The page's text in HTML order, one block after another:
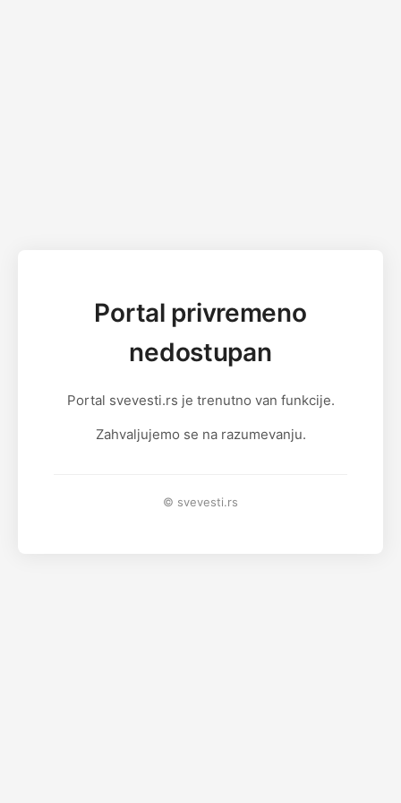
Portal privremeno
nedostupan
Portal svevesti.rs je trenutno van funkcije.
Zahvaljujemo se na razumevanju.
© svevesti.rs